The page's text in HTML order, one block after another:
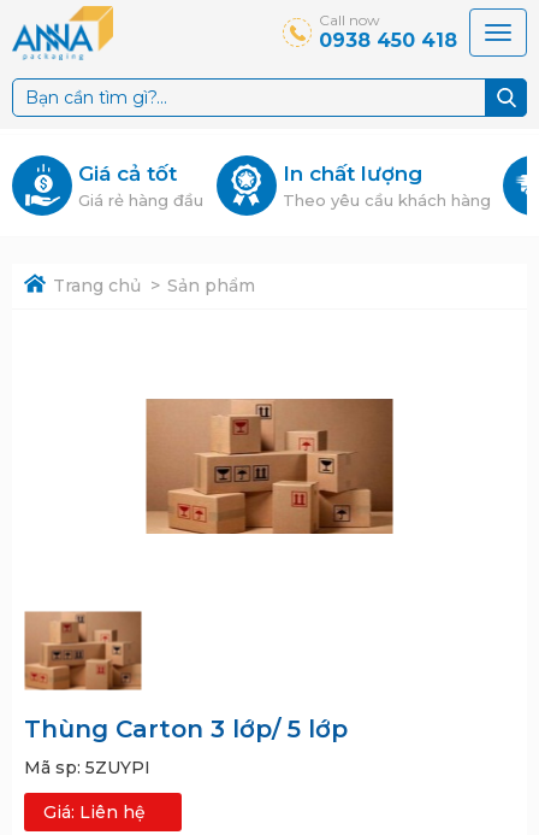
Call now
0938 450 418
Giá cả tốt
Giá rẻ hàng đầu
In chất lượng
Theo yêu cầu khách hàng
Trang chủ Sản phẩm
Thùng Carton 3 lớp/ 5 lớp
Mã sp: 5ZUYPI
Giá: Liên hệ